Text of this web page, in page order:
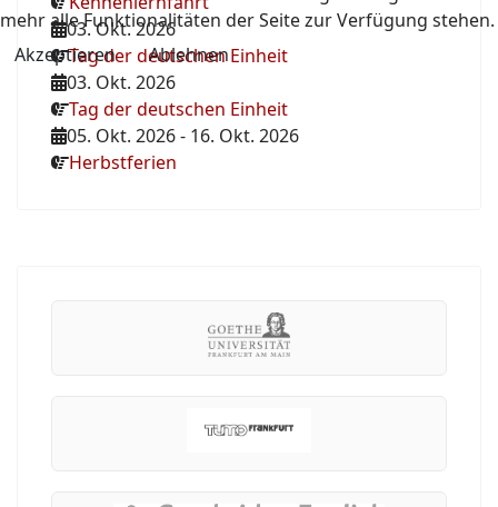
03. Okt. 2026
Tag der deutschen Einheit
03. Okt. 2026
Tag der deutschen Einheit
05. Okt. 2026- 16. Okt. 2026
Herbstferien
mehr alle Funktionalitäten der Seite zur Verfügung stehen.
Akzeptieren
Ablehnen